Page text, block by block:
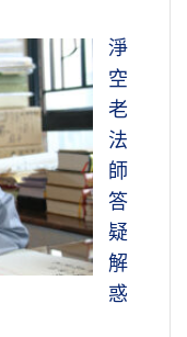
淨
空
老
法
師
答
疑
解
惑